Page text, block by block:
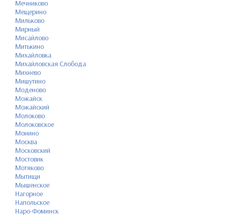
Мечниково
Мещерино
Мильково
Мирный
Мисайлово
Митькино
Михайловка
Михайловская Слобода
Михнево
Мишутино
Моденово
Можайск
Можайский
Молоково
Молоковское
Монино
Москва
Московский
Мостовик
Мотяково
Мытищи
Мышенское
Нагорное
Напольское
Наро-Фоминск